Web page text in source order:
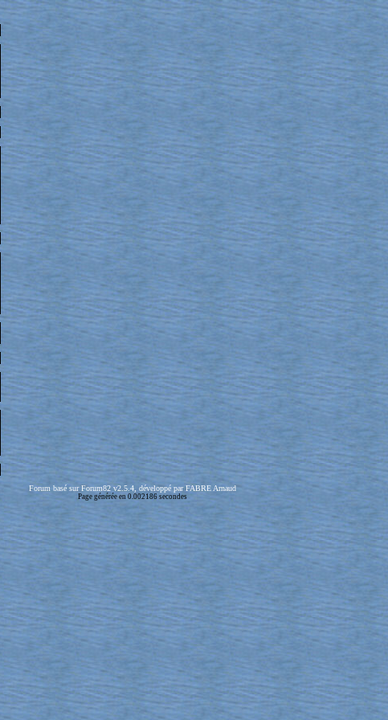
Forum basé sur Forum82 v2.5.4, développé par FABRE Arnaud
Page générée en 0.002186 secondes